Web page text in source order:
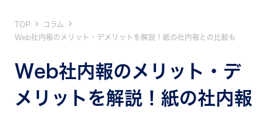
TOP
コラム
Web社内報のメリット・デメリットを解説！紙の社内報との比較も
Web社内報のメリット・デ
メリットを解説！紙の社内報